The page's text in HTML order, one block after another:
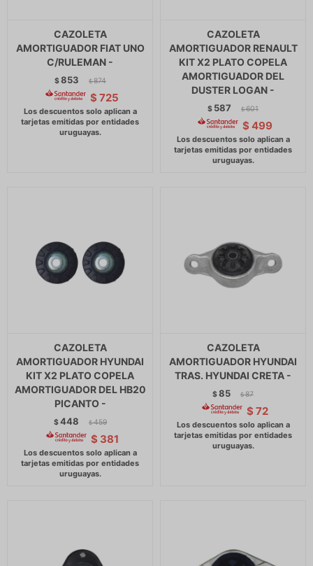
CAZOLETA
AMORTIGUADOR FIAT UNO
C/RULEMAN -
$853 $ 874
$ 725
CAZOLETA
AMORTIGUADOR RENAULT
KIT X2 PLATO COPELA
AMORTIGUADOR DEL
DUSTER LOGAN -
$ 587 $ 601
$ 499
CAZOLETA
AMORTIGUADOR HYUNDAI
KIT X2 PLATO COPELA
AMORTIGUADOR DEL HB20
PICANTO -
$448 $ 459
$ 381
CAZOLETA
AMORTIGUADOR HYUNDAI
TRAS. HYUNDAI CRETA -
$85 $ 87
$ 72